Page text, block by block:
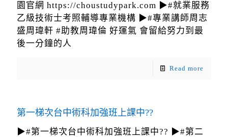
園官網 https://choustudypark.com ▶#就業服務
乙級技術士考照輔導專業機構 ▶#專業講師周志
盛周瑋軒 #助教周瑋倫 好運氣 會留給努力到最
後一分鐘的人
Read more
第一梯次台中術科加強班上課中??
▶#第一梯次台中術科加強班上課中?? ▶#第二